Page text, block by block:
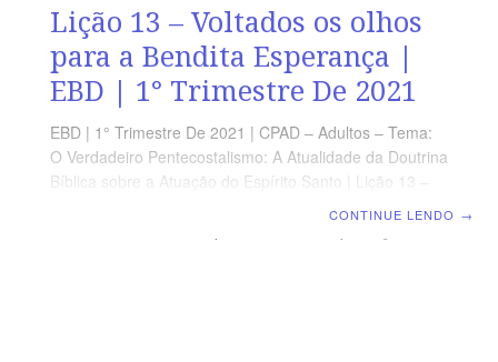
Lição 13 – Voltados os olhos
para a Bendita Esperança |
EBD | 1° Trimestre De 2021
EBD | 1° Trimestre De 2021 | CPAD – Adultos – Tema:
O Verdadeiro Pentecostalismo: A Atualidade da Doutrina
Bíblica sobre a Atuação do Espírito Santo | Lição 13 –
CONTINUE LENDO →